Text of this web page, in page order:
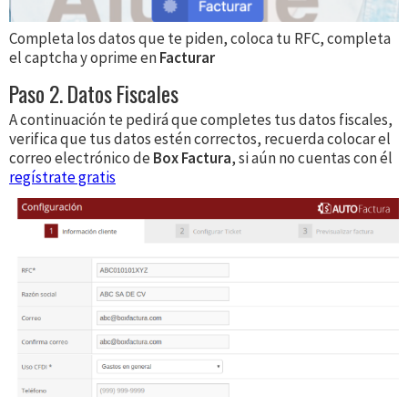
Completa los datos que te piden, coloca tu RFC, completa
el captcha y oprime enFacturar
Paso 2. Datos Fiscales
A continuación te pedirá que completes tus datos fiscales,
verifica que tus datos estén correctos, recuerda colocar el
correo electrónico deBox Factura, si aún no cuentas con él
regístrate gratis